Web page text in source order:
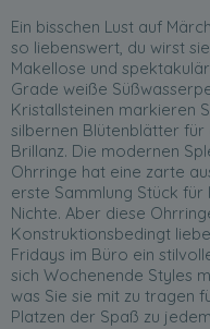
Ein bisschen Lust auf
so liebenswert, du wirst
Makellose und
Grade weiße
Kristallsteinen markieren
silbernen Blütenblätter für
Brillanz. Die modernen
Ohrringe hat eine zarte
erste Sammlung Stück
Nichte. Aber diese
Konstruktionsbedingt
Fridays im Büro ein
sich Wochenende Styles
was Sie sie mit zu tragen
Platzen der Spaß zu